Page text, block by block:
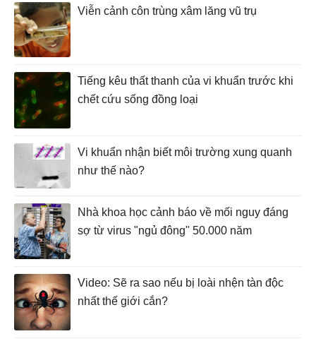
Viễn cảnh côn trùng xâm lăng vũ trụ
Tiếng kêu thất thanh của vi khuẩn trước khi
chết cứu sống đồng loại
Vi khuẩn nhận biết môi trường xung quanh
như thế nào?
Nhà khoa học cảnh báo về mối nguy đáng
sợ từ virus "ngủ đông" 50.000 năm
Video: Sẽ ra sao nếu bị loài nhện tàn độc
nhất thế giới cắn?